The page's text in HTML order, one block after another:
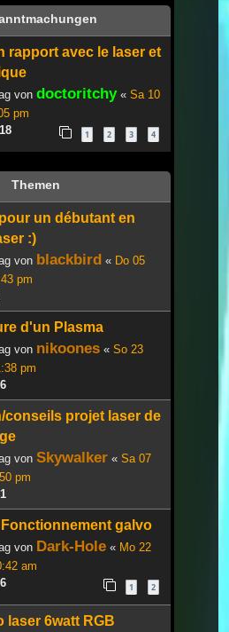
rapport avec le laser et
von doctoritchy« Sa 10
pm
1 2 3 4
Themen
un débutant en
:)
von blackbird « Do 05
pm
d'un Plasma
von nikoones « So 23
pm
conseils projet laser de
von Skywalker « Sa 07
pm
galvo
von Dark-Hole « Mo 22
am
1 2
laser 6watt RGB